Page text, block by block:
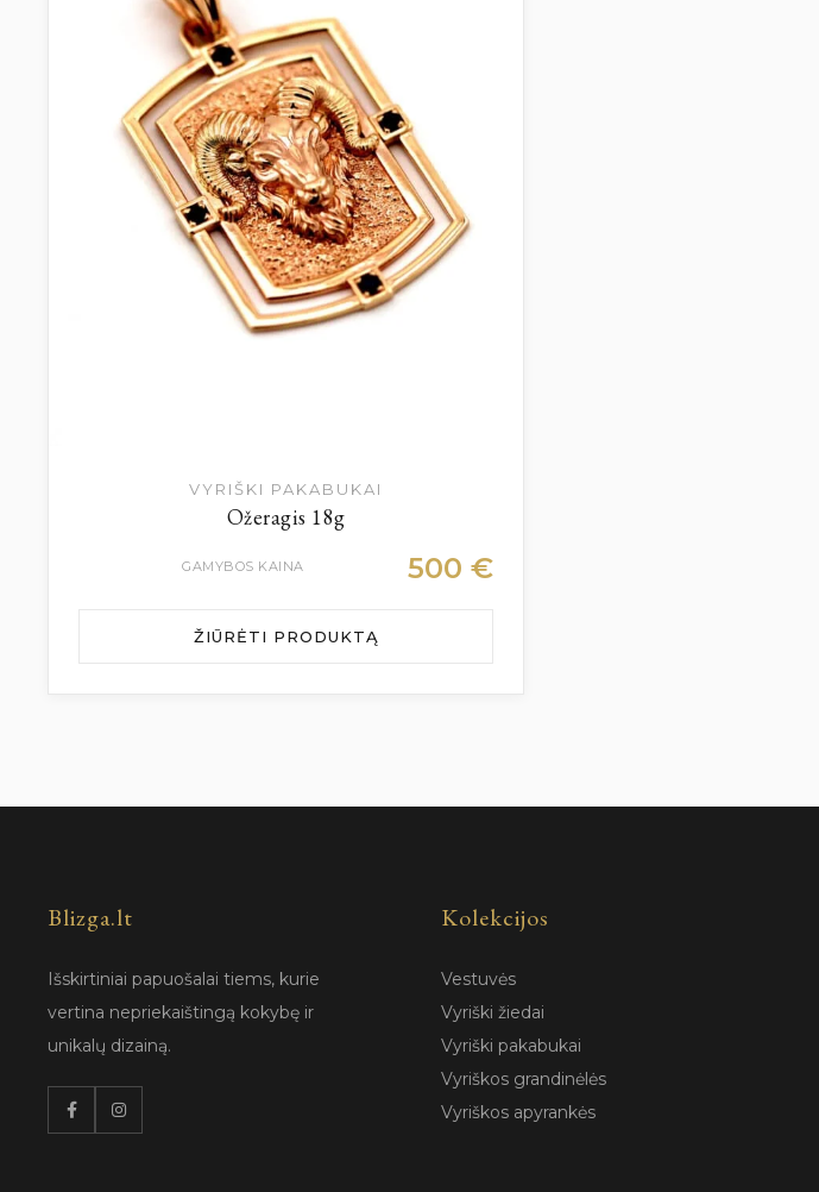
VYRIŠKI PAKABUKAI
Ožeragis 18g
GAMYBOS KAINA 500€
ŽIŪRĖTI PRODUKTĄ
Blizga.lt
Išskirtiniai papuošalai tiems, kurie
vertina nepriekaištingą kokybę ir
unikalų dizainą.
Kolekcijos
Vestuvės
Vyriški žiedai
Vyriški pakabukai
Vyriškos grandinėlės
Vyriškos apyrankės